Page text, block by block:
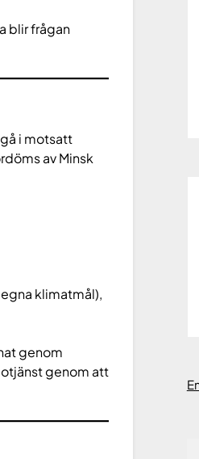
blir frågan
i motsatt
av Minsk
klimatmål),
genom
genom att